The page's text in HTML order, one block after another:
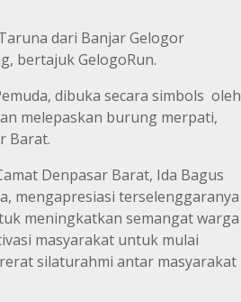
dari Banjar Gelogor
bertajuk GelogoRun.
dibuka secara simbols oleh
melepaskan burung merpati,
Barat.
Denpasar Barat, Ida Bagus
mengapresiasi terselenggaranya
meningkatkan semangat warga
masyarakat untuk mulai
silaturahmi antar masyarakat